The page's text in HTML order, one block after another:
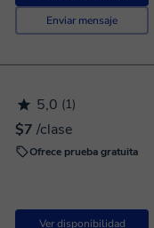
Enviar mensaje
5,0 (1)
$7 /clase
Ofrece prueba gratuita
Ver disponibilidad